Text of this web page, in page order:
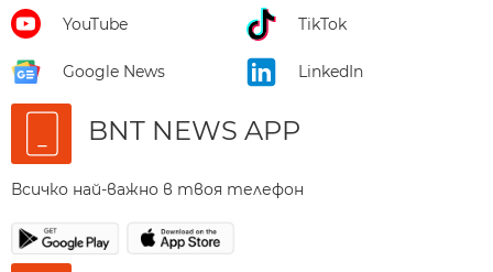
YouTube TikTok
Google News LinkedIn
BNT NEWS APP
Всичко най-важно в твоя телефон